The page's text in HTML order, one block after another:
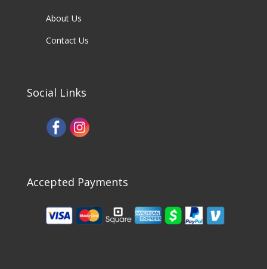
About Us
Contact Us
Social Links
Accepted Payments